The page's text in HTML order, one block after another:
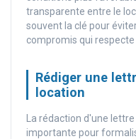
transparente entre le
souvent la clé pour
compromis qui
Rédiger une
location
La rédaction d'une
importante pour